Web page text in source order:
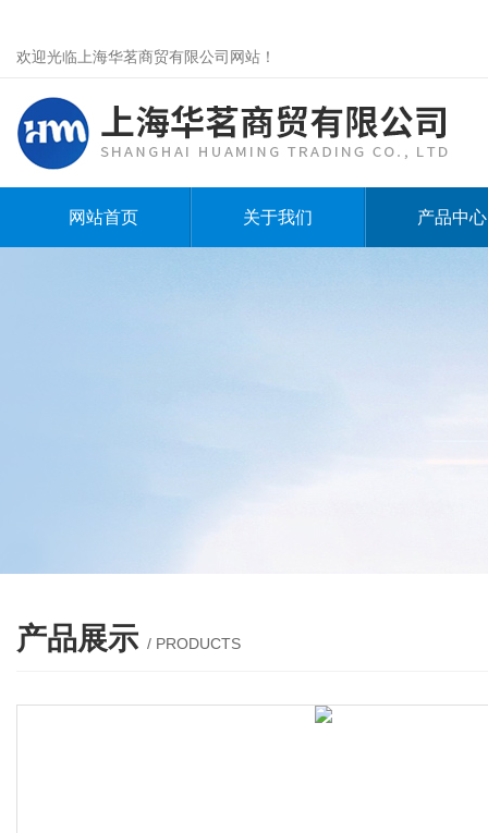
欢迎光临上海华茗商贸有限公司网站！
网站首页 关于我们 产品中心
产品展示 / PRODUCTS